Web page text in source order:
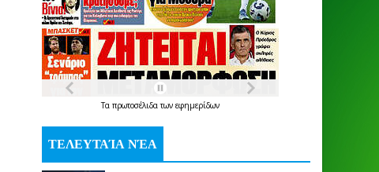
Τα πρωτοσέλιδατων εφημερίδων
ΤΕΛΕΥΤΑΊΑ ΝΈΑ